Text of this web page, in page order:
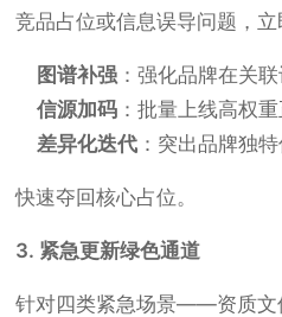
竞品占位或信息误导问题，立
图谱补强 ：强化品牌在关
信源加码 ：批量上线高权
差异化迭代 ：突出品牌独
快速夺回核心占位。
3. 紧急更新绿色通道
针对四类紧急场景——资质文